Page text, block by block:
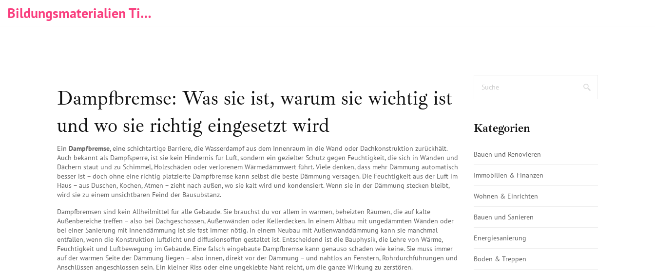
Bildungsmaterialien Tischlerei & Immobilien
Dampfbremse: Was sie ist, warum sie wichtig ist
und wo sie richtig eingesetzt wird
Ein Dampfbremse,eine schichtartige Barriere, die Wasserdampf aus dem Innenraum in die Wand oder Dachkonstruktion zurückhält.
Auch bekannt als Dampfsperre, ist sie kein Hindernis für Luft, sondern ein gezielter Schutz gegen Feuchtigkeit, die sich in Wänden und
Dächern staut und zu Schimmel, Holzschäden oder verlorenem Wärmedämmwert führt. Viele denken, dass mehr Dämmung automatisch
besser ist – doch ohne eine richtig platzierte Dampfbremse kann selbst die beste Dämmung versagen. Die Feuchtigkeit aus der Luft im
Haus – aus Duschen, Kochen, Atmen – zieht nach außen, wo sie kalt wird und kondensiert. Wenn sie in der Dämmung stecken bleibt,
wird sie zu einem unsichtbaren Feind der Bausubstanz.
Dampfbremsen sind kein Allheilmittel für alle Gebäude. Sie brauchst du vor allem in warmen, beheizten Räumen, die auf kalte
Außenbereiche treffen – also bei Dachgeschossen, Außenwänden oder Kellerdecken. In einem Altbau mit ungedämmten Wänden oder
bei einer Sanierung mit Innendämmung ist sie fast immer nötig. In einem Neubau mit Außenwanddämmung kann sie manchmal
entfallen, wenn die Konstruktion luftdicht und diffusionsoffen gestaltet ist. Entscheidend ist die Bauphysik,die Lehre von Wärme,
Feuchtigkeit und Luftbewegung im Gebäude. Eine falsch eingebaute Dampfbremse kann genauso schaden wie keine. Sie muss immer
auf der warmen Seite der Dämmung liegen – also innen, direkt vor der Dämmung – und nahtlos an Fenstern, Rohrdurchführungen und
Anschlüssen angeschlossen sein. Ein kleiner Riss oder eine ungeklebte Naht reicht, um die ganze Wirkung zu zerstören.
Kategorien
Bauen und Renovieren
Immobilien & Finanzen
Wohnen & Einrichten
Bauen und Sanieren
Energiesanierung
Boden & Treppen